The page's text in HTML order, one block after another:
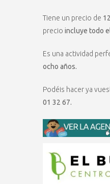
Tiene un precio de
precio incluye todo
Es una actividad
ocho años.
Podéis hacer ya
01 32 67.